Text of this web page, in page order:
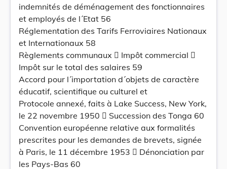
indemnités de déménagement des fonctionnaires
et employés de l´Etat 56
Réglementation des Tarifs Ferroviaires Nationaux
et Internationaux 58
Règlements communaux  Impôt commercial 
Impôt sur le total des salaires 59
Accord pour l´importation d´objets de caractère
éducatif, scientifique ou culturel et
Protocole annexé, faits à Lake Success, New York,
le 22 novembre 1950  Succession des Tonga 60
Convention européenne relative aux formalités
prescrites pour les demandes de brevets, signée
à Paris, le 11 décembre 1953  Dénonciation par
les Pays-Bas 60